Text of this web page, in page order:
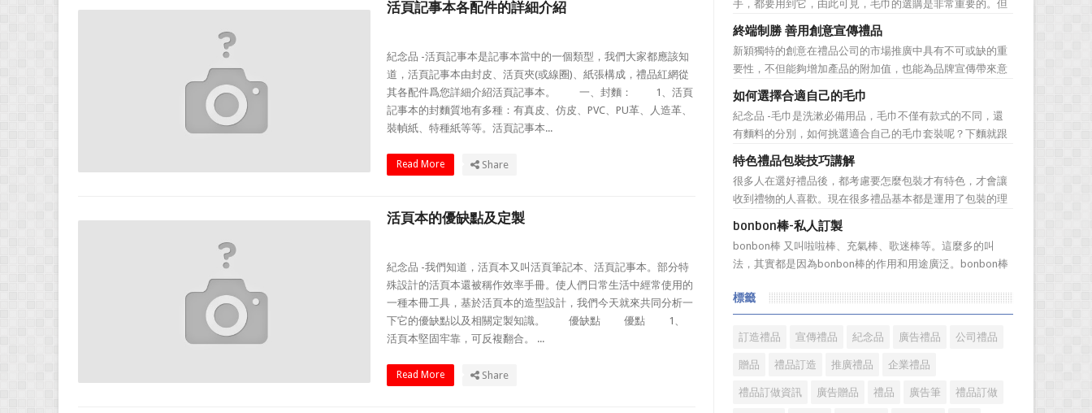
活頁記事本各配件的詳細介紹
紀念品 -活頁記事本是記事本當中的一個類型，我們大家都應該知
道，活頁記事本由封皮、活頁夾(或線圈)、紙張構成，禮品紅網從
其各配件爲您詳細介紹活頁記事本。 一、封麵： 1、活頁
記事本的封麵質地有多種：有真皮、仿皮、PVC、PU革、人造革、
裝幀紙、特種紙等等。活頁記事本...
Read More Share
活頁本的優缺點及定製
紀念品 -我們知道，活頁本又叫活頁筆記本、活頁記事本。部分特
殊設計的活頁本還被稱作效率手冊。使人們日常生活中經常使用的
一種本冊工具，基於活頁本的造型設計，我們今天就來共同分析一
下它的優缺點以及相關定製知識。 優缺點 優點 1、
活頁本堅固牢靠，可反複翻合。 ...
Read More Share
不知道到...
手，都要用到它，由此可見，毛巾的選購是非常重要的。但
是很多人在選購毛巾時存在很多誤區，下麵就來簡單了解一
下吧! 一、毛巾色澤鮮艷可能用了直接染料，手感好則可
能添加過多柔軟劑 在一些大型超市見到，擺放在貨架上
的毛巾，...
終端制勝 善用創意宣傳禮品
新穎獨特的創意在禮品公司的市場推廣中具有不可或缺的重
要性，不但能夠增加產品的附加值，也能為品牌宣傳帶來意
想不到的促進作用。禮品公司如果能夠巧妙運用這些獨具創
意的宣傳禮品來提升宣傳技巧，在終端推廣中將更具競爭
力。 打火機、煙灰缸、鑰匙鏈、毛巾……當今市場上的
宣傳品幾乎是司空...
如何選擇合適自己的毛巾
紀念品 -毛巾是洗漱必備用品，毛巾不僅有款式的不同，還
有麵料的分別，如何挑選適合自己的毛巾套裝呢？下麵就跟
小編一起來了解一下吧! 一、看毛圈多少。 毛巾是
雙麵環形起毛織物，表麵具有許多突起的毛圈，這是毛巾質
量優劣的主要標誌。質量好的毛巾，正反兩麵每一個方眼裡
的毛圈多...
特色禮品包裝技巧講解
很多人在選好禮品後，都考慮要怎麼包裝才有特色，才會讓
收到禮物的人喜歡。現在很多禮品基本都是運用了包裝的理
念，像中秋的月餅，以前吃過只是簡單的一張油紙包的月
餅，真的很喜歡吃，價格也不貴，而現在的月餅包裝真的很
嚇人，幾個月餅加上包裝價格要幾百，甚到上千元，讓人感
覺已經失去了禮品本身的...
bonbon棒-私人訂製
bonbon棒 又叫啦啦棒、充氣棒、歌迷棒等。這麼多的叫
法，其實都是因為bonbon棒的作用和用途廣泛。bonbon棒
拍打聲音，適合在各種體育賽事或歌舞秀的時候，用來呐喊
助威，鼓舞士氣，營造歡樂的現場氣氛。bonbon棒呈長條
狀...
標籤
訂造禮品 宣傳禮品 紀念品 廣告禮品 公司禮品
贈品 禮品訂造 推廣禮品 企業禮品
禮品訂做資訊 廣告贈品 禮品 廣告筆 禮品訂做